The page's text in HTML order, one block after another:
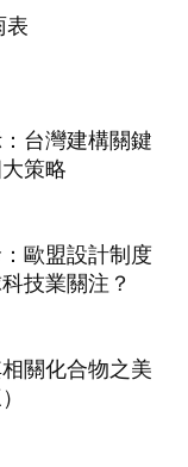
表
台灣建構關鍵
策略
歐盟設計制度
技業關注？
關化合物之美